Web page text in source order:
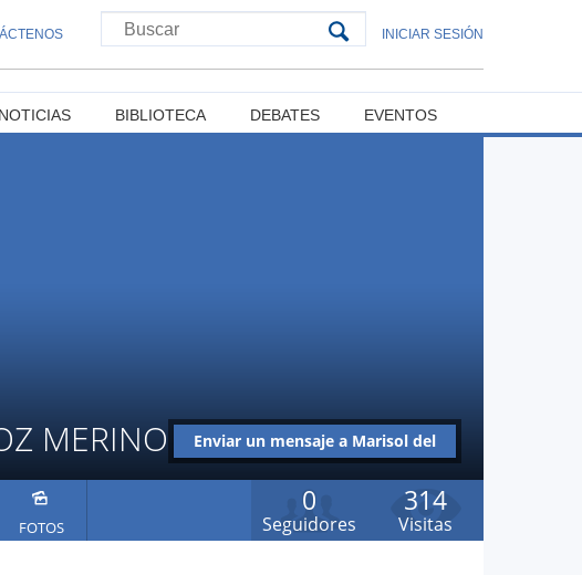
INICIAR SESIÓN
MERINO
Enviar un mensaje a Marisol del
314
Visitas
0
Seguidores
FOTOS
NOTICIAS BIBLIOTECA DEBATES EVENTOS